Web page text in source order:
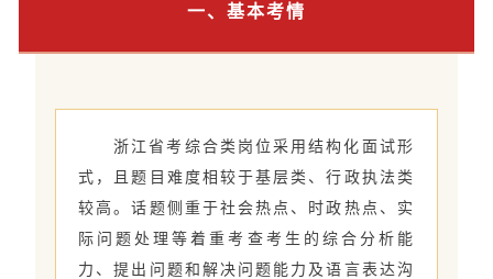
一、基本考情
浙江省考综合类岗位采用结构化面试形
式，且题目难度相较于基层类、行政执法类
较高。话题侧重于社会热点、时政热点、实
际问题处理等着重考查考生的综合分析能
力、提出问题和解决问题能力及语言表达沟